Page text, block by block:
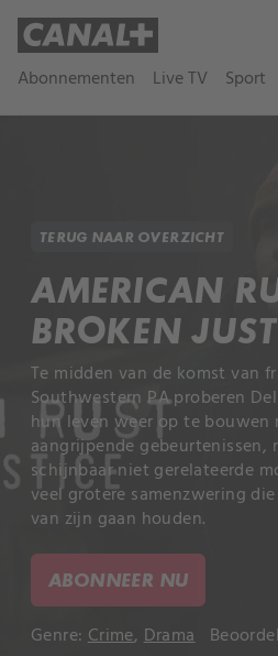
Abonnementen Live TV Sport
TERUG NAAR OVERZICHT
AMERICAN
BROKEN
Te midden van de komst van
Southwestern PA proberen
hun leven weer op te bouwen
aangrijpende gebeurtenissen,
schijnbaar niet gerelateerde
veel grotere samenzwering
van zijn gaan houden.
ABONNEER NU
Genre: Crime, Drama